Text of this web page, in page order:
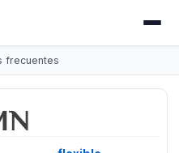
frecuentes